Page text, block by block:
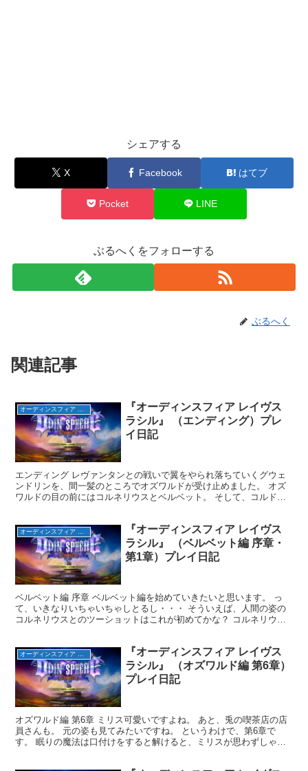
シェアする
X Facebook はてブ
Pocket LINE
ぶるへくをフォローする
ぶるへく
関連記事
オーディンスフィア レイヴスラシル（完）
『オーディンスフィア レイヴス
ラシル』 （エンディング）プレ
イ日記
エンディング レヴァンタンとの戦いで翼をやられ落ちていくグウェ
ンドリンを、間一髪のところでオズワルドが受け止めました。 オズ
ワルドの目の前にはコルネリウスとベルベット。 そして、コルドロ
オーディンスフィア レイヴスラシル（完）
『オーディンスフィア レイヴス
ラシル』 （ベルベット編 序章・
第1章）プレイ日記
ベルベット編 序章 ベルベット編を始めていきたいと思います。 っ
て、いきなりいちゃいちゃしとるし・・・ そういえば、人間の姿の
コルネリウスとのツーショットはこれが初めてかな？ コルネリウス
『オーディンスフィア レイヴス
ラシル』 （オズワルド編 第6章）
プレイ日記
オズワルド編 第6章 ミリス可愛いですよね。 あと、兎の喫茶店の店
員さんも。 元の姿も見てみたいですね。 というわけで、第6章で
す。 眠りの魔法は口付けをすると解けると、ミリスが思わずしゃべ